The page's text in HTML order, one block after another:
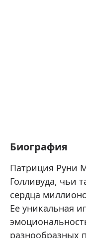
Биография
Патриция Руни
Голливуда, чьи
сердца
Ее уникальная
разнообразных